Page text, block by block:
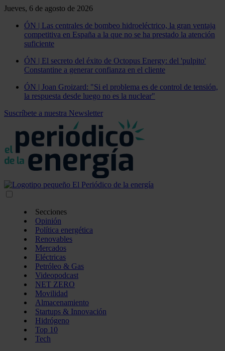
Jueves, 6 de agosto de 2026
ÓN | Las centrales de bombeo hidroeléctrico, la gran ventaja
competitiva en España a la que no se ha prestado la atención
suficiente
ÓN | El secreto del éxito de Octopus Energy: del 'pulpito'
Constantine a generar confianza en el cliente
ÓN | Joan Groizard: "Si el problema es de control de tensión,
la respuesta desde luego no es la nuclear"
Suscríbete a nuestra Newsletter
Secciones
Opinión
Política energética
Renovables
Mercados
Eléctricas
Petróleo & Gas
Videopodcast
NET ZERO
Movilidad
Almacenamiento
Startups & Innovación
Hidrógeno
Top 10
Tech